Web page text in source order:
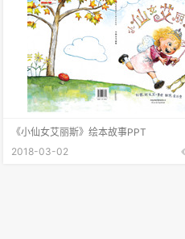
《小仙女艾丽斯》绘本故事PPT
2018-03-02